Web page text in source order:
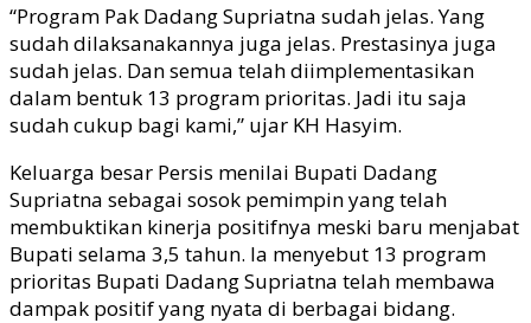
“Program Pak Dadang Supriatna sudah jelas. Yang
sudah dilaksanakannya juga jelas. Prestasinya juga
sudah jelas. Dan semua telah diimplementasikan
dalam bentuk 13 program prioritas. Jadi itu saja
sudah cukup bagi kami,” ujar KH Hasyim.
Keluarga besar Persis menilai Bupati Dadang
Supriatna sebagai sosok pemimpin yang telah
membuktikan kinerja positifnya meski baru menjabat
Bupati selama 3,5 tahun. Ia menyebut 13 program
prioritas Bupati Dadang Supriatna telah membawa
dampak positif yang nyata di berbagai bidang.